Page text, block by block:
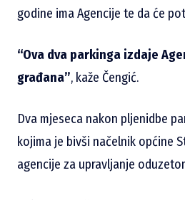
godine ima Agencije te da će
“Ova dva parkinga izdaje
građana”, kaže Čengić.
Dva mjeseca nakon pljenidbe
kojima je bivši načelnik općine
agencije za upravljanje